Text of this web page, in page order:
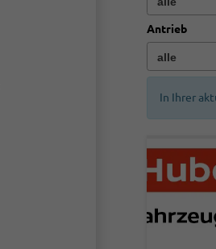
Antrieb
In Ihrer